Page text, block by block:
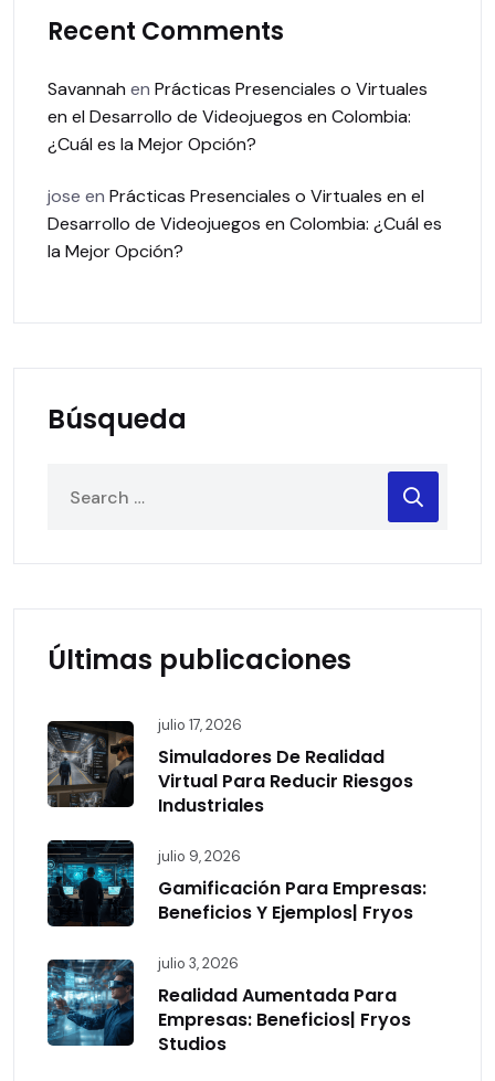
Recent Comments
Savannah en Prácticas Presenciales o Virtuales
en el Desarrollo de Videojuegos en Colombia:
¿Cuál es la Mejor Opción?
jose en Prácticas Presenciales o Virtuales en el
Desarrollo de Videojuegos en Colombia: ¿Cuál es
la Mejor Opción?
Búsqueda
Últimas publicaciones
julio 17, 2026
Simuladores De Realidad
Virtual Para Reducir Riesgos
Industriales
julio 9, 2026
Gamificación Para Empresas:
Beneficios Y Ejemplos| Fryos
julio 3, 2026
Realidad Aumentada Para
Empresas: Beneficios| Fryos
Studios